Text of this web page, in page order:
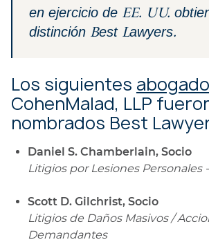
en ejercicio de EE. UU.
distinción Best Lawyers.
Los siguientes
CohenMalad, LLP
nombrados Best
Daniel S. Chamberlain, Socio
Litigios por Lesiones Personales
Scott D. Gilchrist, Socio
Litigios de Daños Masivos /
Demandantes